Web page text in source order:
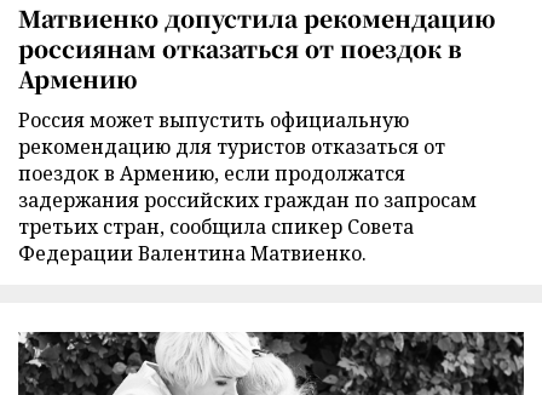
Матвиенко допустила рекомендацию
россиянам отказаться от поездок в
Армению
Россия может выпустить официальную
рекомендацию для туристов отказаться от
поездок в Армению, если продолжатся
задержания российских граждан по запросам
третьих стран, сообщила спикер Совета
Федерации Валентина Матвиенко.